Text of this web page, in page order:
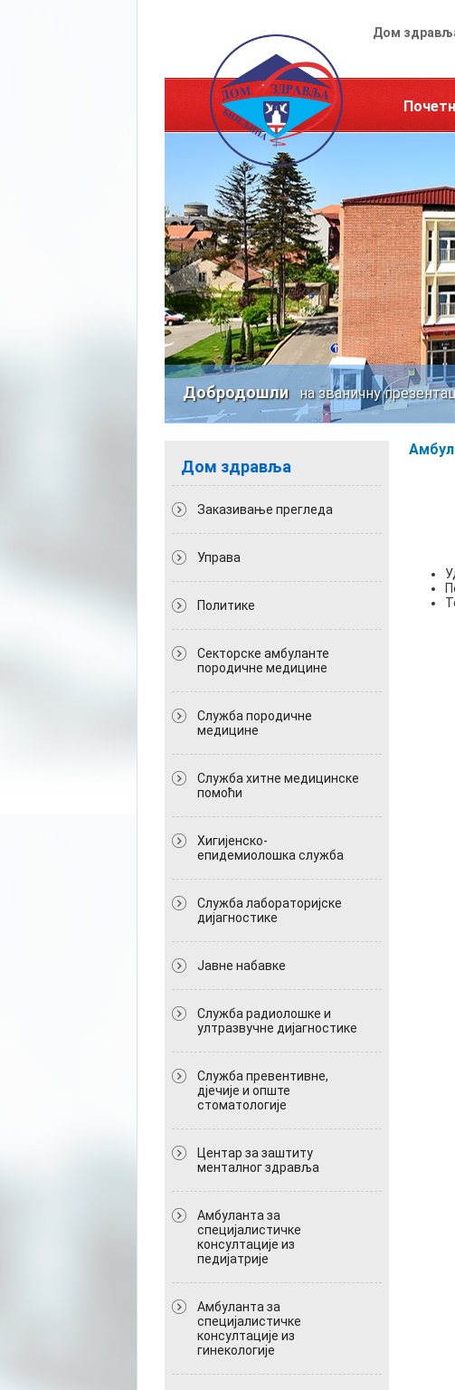
Дом
Добродошлина званичну
Дом здравља
Заказивање прегледа
Управа
Политикe
Секторске амбуланте
породичне медицине
Служба породичне
медицине
Служба хитне медицинске
помоћи
Хигијенско-
епидемиолошка служба
Служба лабораторијске
дијагностике
Јавне набавке
Служба радиолошке и
ултразвучне дијагностике
Служба превентивне,
дјечије и опште
стоматологије
Центар за заштиту
менталног здравља
Амбуланта за
специјалистичке
консултације из
педијатрије
Амбуланта за
специјалистичке
консултације из
гинекологије